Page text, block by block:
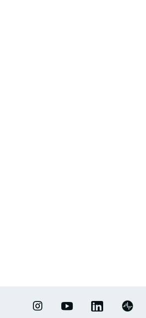
ERFOLGSFAKTOR
YOUTUBE LINKEDIN PODIGEE